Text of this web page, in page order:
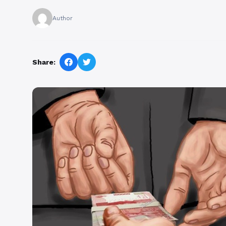
Author
Share: